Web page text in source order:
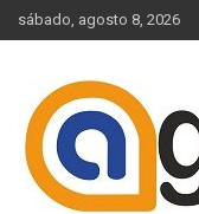
Saltar
al
sábado, agosto 8, 2026